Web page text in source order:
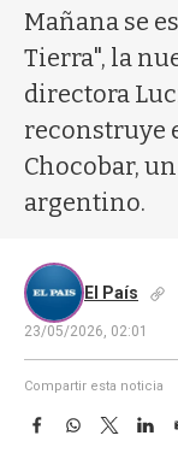
Mañana se
Tierra", la
directora
reconstruye
Chocobar,
argentino.
El País
23/05/2026, 02:01
Compartir esta noticia
F
W
T
w
L